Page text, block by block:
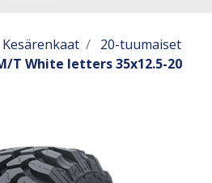
Kesärenkaat
20-tuumaiset
T White letters 35x12.5-20